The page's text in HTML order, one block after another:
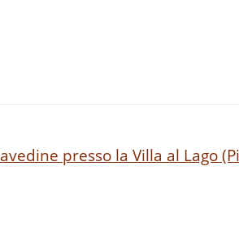
presso la Villa al Lago